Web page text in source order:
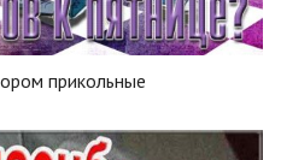
прикольные